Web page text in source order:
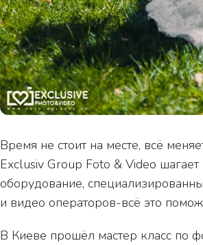
Время не стоит на месте, всё
Exclusiv Group Foto & Video
оборудование,
и видео операторов-всё это
В Киеве прошёл мастер класс по